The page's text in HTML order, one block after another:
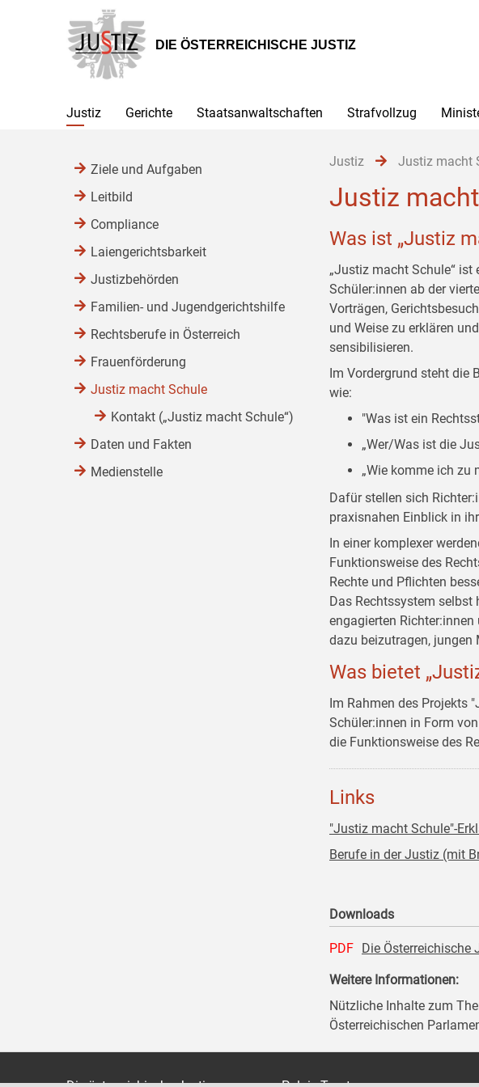
Hauptnavigation
[1]
Inhalt
[2]
Untermenü
[3]
DIE ÖSTERREICHISCHE JUSTIZ
Justiz Gerichte Staatsanwaltschaften Strafvollzug
Justiz Justiz macht
Justiz
Was ist „Justiz
„Justiz macht Schule“
Schüler:innen ab der
Vorträgen,
und Weise zu erklären
sensibilisieren.
Im Vordergrund steht die
wie:
"Was ist ein
„Wer/Was ist die
„Wie komme ich zu
Dafür stellen sich
praxisnahen Einblick in
In einer komplexer
Funktionsweise des
Rechte und Pflichten
Das Rechtssystem selbst
engagierten
dazu beizutragen, jungen
Was bietet
Im Rahmen des Projekts
Schüler:innen in Form
die Funktionsweise des
Links
"Justiz macht Schule"-
Berufe in der Justiz (mit
Downloads
PDF Die Österreichische
Weitere Informationen:
Nützliche Inhalte zum
Österreichischen
Ziele und Aufgaben
Leitbild
Compliance
Laiengerichtsbarkeit
Justizbehörden
Familien- und Jugendgerichtshilfe
Rechtsberufe in Österreich
Frauenförderung
Justiz macht Schule
Kontakt („Justiz macht Schule“)
Daten und Fakten
Medienstelle